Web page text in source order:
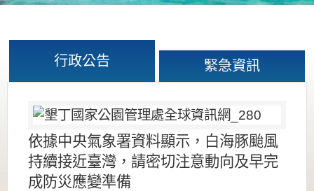
行政公告 緊急資訊
依據中央氣象署資料顯示，白海豚颱風
持續接近臺灣，請密切注意動向及早完
成防災應變準備